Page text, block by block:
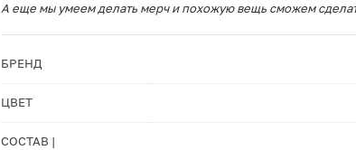
А еще мы умеем делать мерч и похожую вещь сможем
БРЕНД
ЦВЕТ
СОСТАВ |